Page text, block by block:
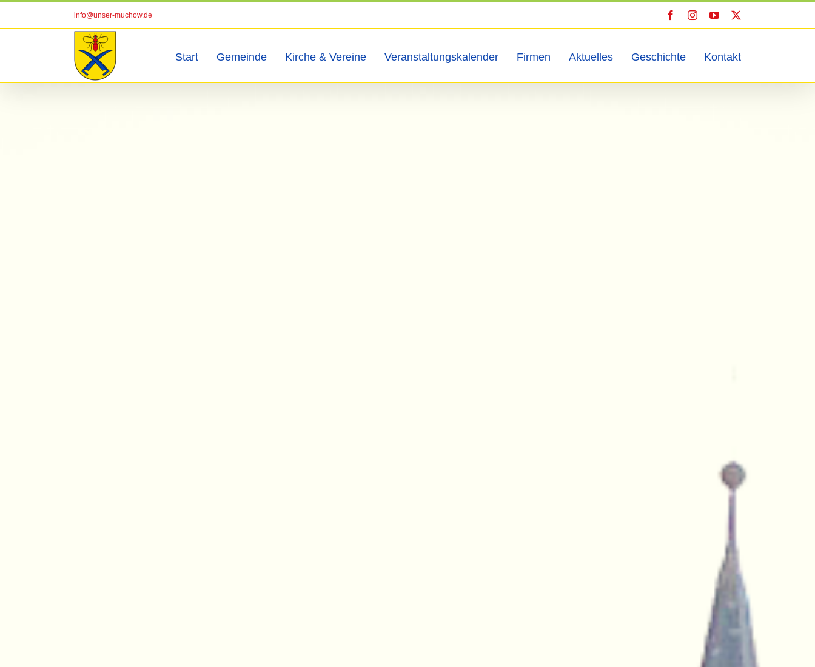
info@unser-muchow.de FacebookInstagramYouTube
Start Gemeinde Kirche & Vereine Veranstaltungskalender Firmen Aktuelles Geschichte Kontakt